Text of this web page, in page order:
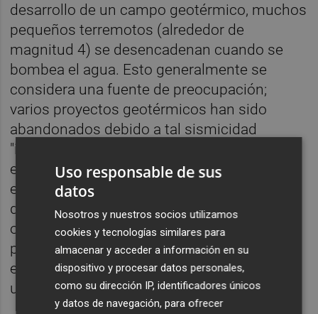
desarrollo de un campo geotérmico, muchos
pequeños terremotos (alrededor de
magnitud 4) se desencadenan cuando se
bombea el agua. Esto generalmente se
considera una fuente de preocupación;
varios proyectos geotérmicos han sido
abandonados debido a tal sismicidad
"inducida". Sin embargo, en este nuevo
estudio, los investigadores encontraron que
estos pequeños terremotos, así como la
deformación "silenciosa" o asísmica (que
ocurre sin producir un terremoto) causada
por la inyección de fluido en realidad alivian
el estrés y, por lo tanto, reducen el riesgo de
un terremoto más grande en la región.
Uso responsable de sus
datos
Nosotros y nuestros socios utilizamos
cookies y tecnologías similares para
almacenar y acceder a información en su
dispositivo y procesar datos personales,
como su dirección IP, identificadores únicos
y datos de navegación, para ofrecer